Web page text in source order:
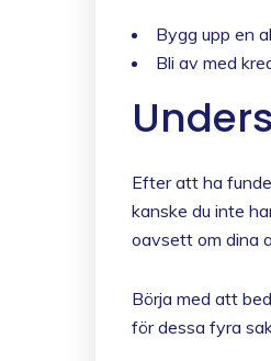
Bygg upp en
Bli av med
Efter att ha
kanske du inte
oavsett om dina
Börja med att
för dessa fyra